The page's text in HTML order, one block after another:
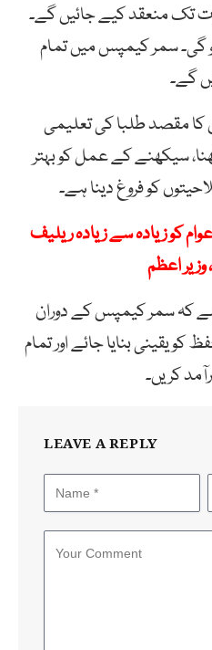
تک منعقد کیے جائیں گے۔
گی۔ سمر کیمپس میں تمام
گے۔
مقصد طلبا کی تعلیمی
سیکھنے کے عمل کو بہتر
کو فروغ دینا ہے۔
کو زیادہ سے زیادہ ریلیف
اعظم
کہ سمر کیمپس کے دوران
یقینی بنایا جائے اور تمام
کریں۔
LEAVE A REPLY